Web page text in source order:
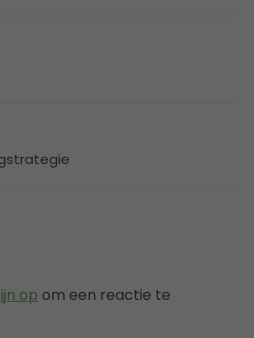
op om een reactie te